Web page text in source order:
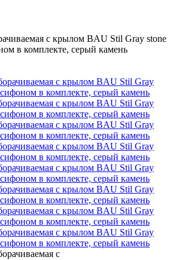
с крылом BAU Stil Gray stone
в комплекте, серый камень